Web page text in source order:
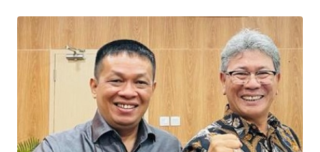
BERITA
KONTAK
INFO